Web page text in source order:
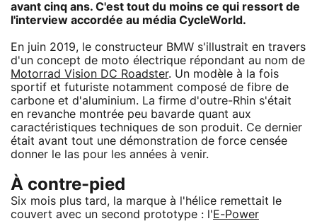
avant cinq ans. C'est tout du moins ce qui ressort de
l'interview accordée au média CycleWorld.
En juin 2019, le constructeur BMW s'illustrait en travers
d'un concept de moto électrique répondant au nom de
Motorrad Vision DC Roadster. Un modèle à la fois
sportif et futuriste notamment composé de fibre de
carbone et d'aluminium. La firme d'outre-Rhin s'était
en revanche montrée peu bavarde quant aux
caractéristiques techniques de son produit. Ce dernier
était avant tout une démonstration de force censée
donner le las pour les années à venir.
À contre-pied
Six mois plus tard, la marque à l'hélice remettait le
couvert avec un second prototype : l'E-Power